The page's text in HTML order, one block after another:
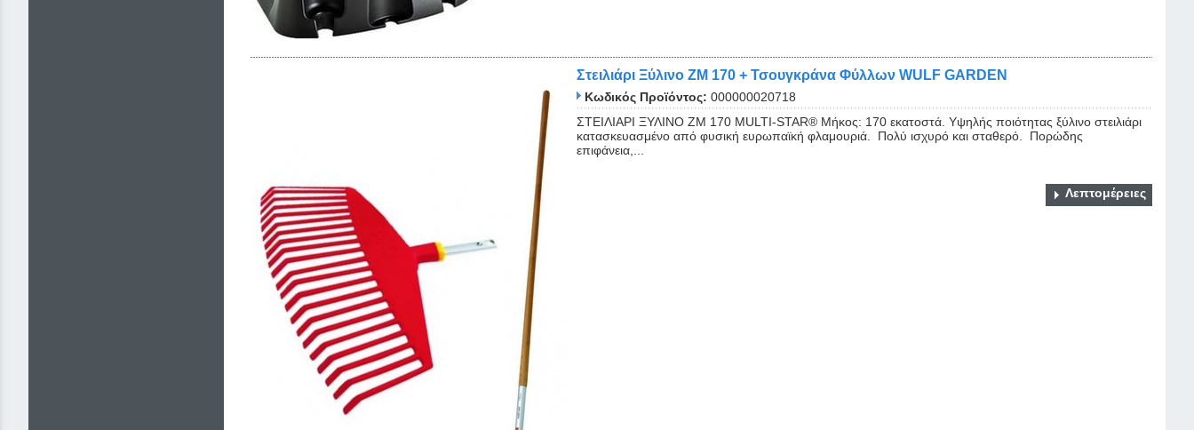
Στειλιάρι Ξύλινο ZM 170 + Τσουγκράνα Φύλλων WULF GARDEN
Κωδικός Προϊόντος: 000000020718
ΣΤΕΙΛΙΑΡΙ ΞΥΛΙΝΟ ZM 170 MULTI-STAR® Μήκος: 170 εκατοστά. Υψηλής ποιότητας ξύλινο στειλιάρι
κατασκευασμένο από φυσική ευρωπαϊκή φλαμουριά. Πολύ ισχυρό και σταθερό. Πορώδης
επιφάνεια,...
Λεπτομέρειες